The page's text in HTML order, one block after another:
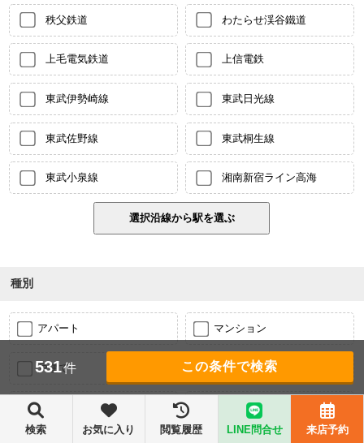
秩父鉄道 わたらせ渓谷鐵道
上毛電気鉄道 上信電鉄
東武伊勢崎線 東武日光線
東武佐野線 東武桐生線
東武小泉線 湘南新宿ライン高海
種別
アパート マンション
戸建て 店舗
事務所 倉庫・工場
531件
検索 お気に入り 閲覧履歴 LINE問合せ 来店予約